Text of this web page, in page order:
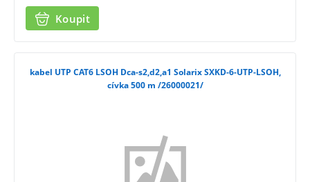
Koupit
kabel UTP CAT6 LSOH Dca-s2,d2,a1 Solarix SXKD-6-UTP-LSOH,
cívka 500 m /26000021/